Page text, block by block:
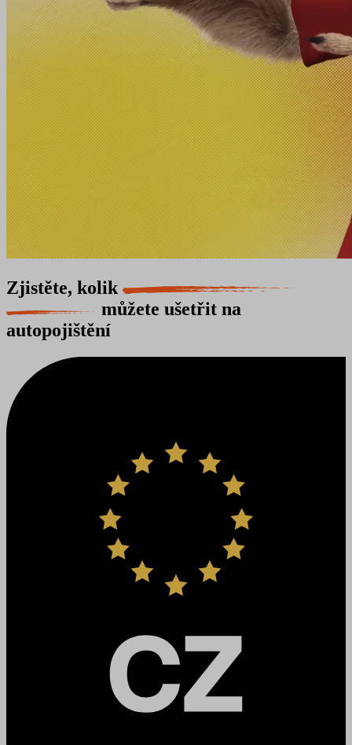
Zjistěte, kolik
můžete ušetřit na
autopojištění